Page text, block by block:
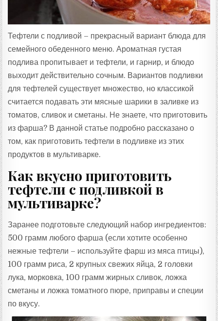
Тефтели с подливой – прекрасный вариант блюда для
семейного обеденного меню. Ароматная густая
подлива пропитывает и тефтели, и гарнир, и блюдо
выходит действительно сочным. Вариантов подливки
для тефтелей существует множество, но классикой
считается подавать эти мясные шарики в заливке из
томатов, сливок и сметаны. Не знаете, что приготовить
из фарша? В данной статье подробно рассказано о
том, как приготовить тефтели в подливке из этих
продуктов в мультиварке.
Как вкусно приготовить
тефтели с подливкой в
мультиварке?
Заранее подготовьте следующий набор ингредиентов:
500 грамм любого фарша (если хотите особенно
нежные тефтели – используйте фарш из мяса птицы),
100 грамм риса, 2 крупных свежих яйца, 2 головки
лука, морковка, 100 грамм жирных сливок, ложка
сметаны и ложка томатного пюре, приправы и специи
по вкусу.